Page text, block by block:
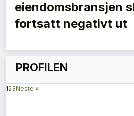
LES NYESTE
eiendomsbransjen
fortsatt negativt ut
PROFILEN
123Neste »